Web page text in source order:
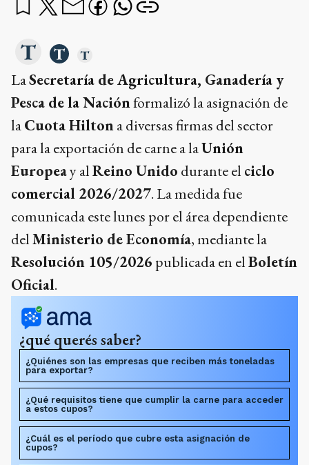
LaSecretaría de Agricultura, Ganadería y
Pesca de la Naciónformalizó la asignación de
laCuota Hiltona diversas firmas del sector
para la exportación de carne a laUnión
Europeay alReino Unido durante el ciclo
comercial 2026/2027. La medida fue
comunicada este lunes por el área dependiente
delMinisterio de Economía, mediante la
Resolución 105/2026 publicada en elBoletín
Oficial.
¿qué querés saber?
¿Quiénes son las empresas que reciben más toneladas
para exportar?
¿Qué requisitos tiene que cumplir la carne para acceder
a estos cupos?
¿Cuál es el período que cubre esta asignación de
cupos?